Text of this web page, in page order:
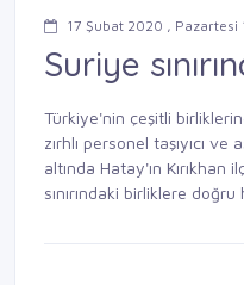
17 Şubat 2020 , Pazartesi
Suriye
Türkiye'nin çeşitli
zırhlı personel taşıyıcı
altında Hatay'ın
sınırındaki birliklere